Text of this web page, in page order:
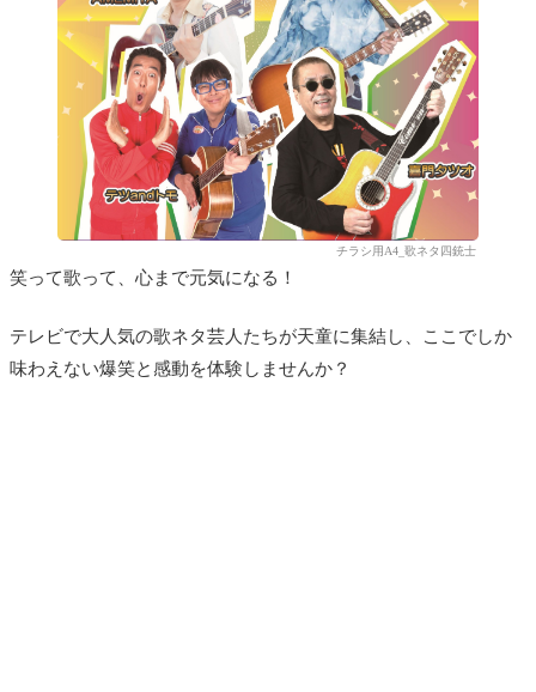
チラシ用A4_歌ネタ四銃士
笑って歌って、心まで元気になる！
テレビで大人気の歌ネタ芸人たちが天童に集結し、ここでしか
味わえない爆笑と感動を体験しませんか？